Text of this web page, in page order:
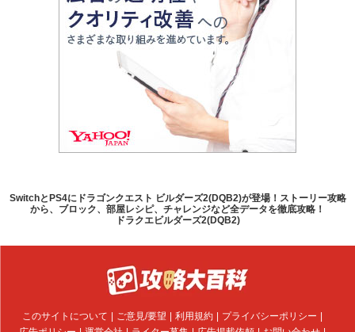
SwitchとPS4にドラゴンクエスト ビルダーズ2(DQB2)が登場！ストーリー攻略
から、ブロック、部屋レシピ、チャレンジなど全データを徹底攻略！
ドラクエビルダーズ2(DQB2)
このサイトについて ご意見/要望 利用規約
プライバシーポリシー